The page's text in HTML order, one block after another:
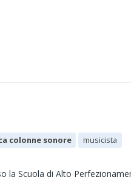
colonne sonore
musicista
la Scuola di Alto